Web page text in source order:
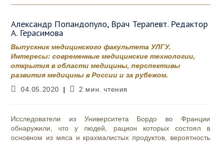
Александр Попандопуло, Врач Терапевт. Редактор
А. Герасимова
Выпускник медицинского факультета УЛГУ.
Интересы: современные медицинские технологии,
открытия в области медицины, перспективы
развития медицины в России и за рубежом.
Запись
04.05.2020
Время
2 мин. чтения
Исследователи из Университета Бордо во Франции
обнаружили, что у людей, рацион которых состоял в
основном из мяса и крахмалистых продуктов, вероятность